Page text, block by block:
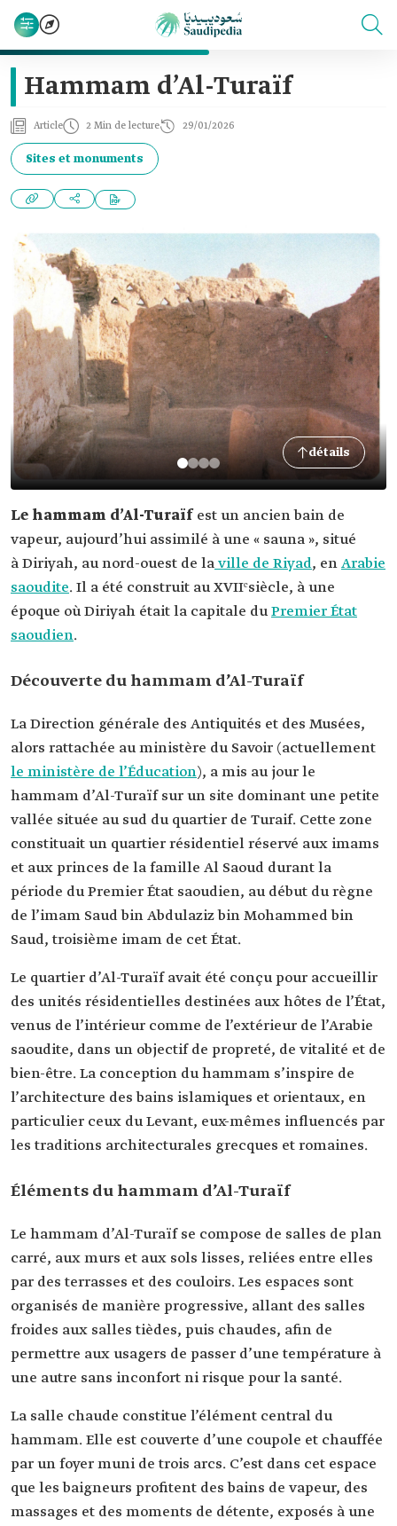
Hammam d’Al-Turaïf
Article 2 Min de lecture 29/01/2026
Sites et monuments
détails
Le hammam d’Al-Turaïfest un ancien bain de
vapeur, aujourd’hui assimilé à une « sauna », situé
à Diriyah, au nord-ouest de laville de Riyad, enArabie
saoudite. Il a été construit au XVIIᵉsiècle, à une
époque où Diriyah était la capitale duPremier État
saoudien.
Découverte du hammam d’Al-Turaïf
La Direction générale des Antiquités et des Musées,
alors rattachée au ministère du Savoir (actuellement
le ministère de l’Éducation), a mis au jour le
hammam d’Al-Turaïf sur un site dominant une petite
vallée située au sud du quartier de Turaif. Cette zone
constituait un quartier résidentiel réservé aux imams
et aux princes de la famille Al Saoud durant la
période du Premier État saoudien, au début du règne
de l’imam Saud bin Abdulaziz bin Mohammed bin
Saud, troisième imam de cet État.
Le quartier d’Al-Turaïf avait été conçu pour accueillir
des unités résidentielles destinées aux hôtes de l’État,
venus de l’intérieur comme de l’extérieur de l’Arabie
saoudite, dans un objectif de propreté, de vitalité et de
bien-être. La conception du hammam s’inspire de
l’architecture des bains islamiques et orientaux, en
particulier ceux du Levant, eux-mêmes influencés par
les traditions architecturales grecques et romaines.
Éléments du hammam d’Al-Turaïf
Le hammam d’Al-Turaïf se compose de salles de plan
carré, aux murs et aux sols lisses, reliées entre elles
par des terrasses et des couloirs. Les espaces sont
organisés de manière progressive, allant des salles
froides aux salles tièdes, puis chaudes, afin de
permettre aux usagers de passer d’une température à
une autre sans inconfort ni risque pour la santé.
La salle chaude constitue l’élément central du
hammam. Elle est couverte d’une coupole et chauffée
par un foyer muni de trois arcs. C’est dans cet espace
que les baigneurs profitent des bains de vapeur, des
massages et des moments de détente, exposés à une